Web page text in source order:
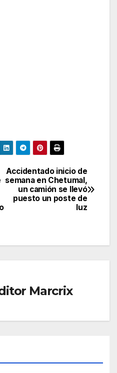
Accidentado inicio de
semana en Chetumal,
un camión se llevó
puesto un poste de
luz
Marcrix